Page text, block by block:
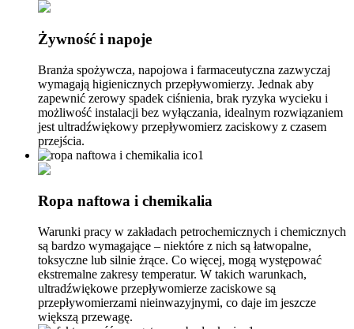
Żywność i napoje
Branża spożywcza, napojowa i farmaceutyczna zazwyczaj
wymagają higienicznych przepływomierzy. Jednak aby
zapewnić zerowy spadek ciśnienia, brak ryzyka wycieku i
możliwość instalacji bez wyłączania, idealnym rozwiązaniem
jest ultradźwiękowy przepływomierz zaciskowy z czasem
przejścia.
Ropa naftowa i chemikalia
Warunki pracy w zakładach petrochemicznych i chemicznych
są bardzo wymagające – niektóre z nich są łatwopalne,
toksyczne lub silnie żrące. Co więcej, mogą występować
ekstremalne zakresy temperatur. W takich warunkach,
ultradźwiękowe przepływomierze zaciskowe są
przepływomierzami nieinwazyjnymi, co daje im jeszcze
większą przewagę.